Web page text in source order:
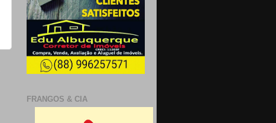
FRANGOS & CIA